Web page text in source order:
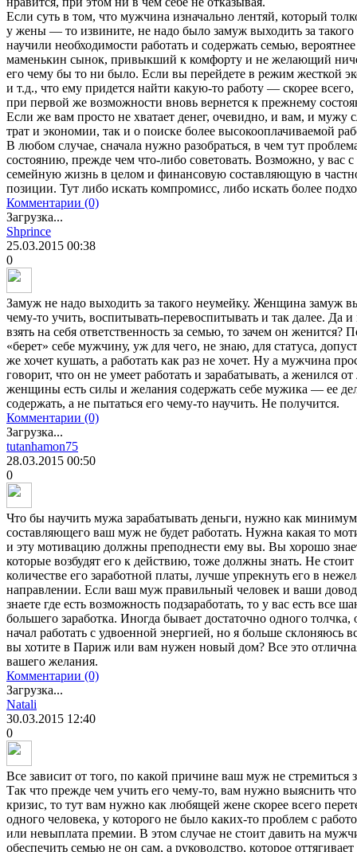
Если суть в том, что мужчина изначально лентяй, который
у жены — то извините, не надо было замуж выходить за такого
научили необходимости работать и содержать семью,
маменькин сынок, привыкший к комфорту и не желающий
его чему бы то ни было. Если вы перейдете в режим жесткой
и т.д., что ему придется найти какую-то работу — скорее
при первой же возможности вновь вернется к прежнему
Если же вам просто не хватает денег, очевидно, и вам, и мужу
трат и экономии, так и о поиске более высокооплачиваемой
В любом случае, сначала нужно разобраться, в чем тут
состоянию, прежде чем что-либо советовать. Возможно, у вас
семейную жизнь в целом и финансовую составляющую в
позиции. Тут либо искать компромисс, либо искать более
Комментарии (0)
Загрузка...
Shprince
25.03.2015 00:38
0
Замуж не надо выходить за такого неумейку. Женщина замуж
чему-то учить, воспитывать-перевоспитывать и так далее. Да
взять на себя ответственность за семью, то зачем он
«берет» себе мужчину, уж для чего, не знаю, для статуса,
же хочет кушать, а работать как раз не хочет. Ну а мужчина
говорит, что он не умеет работать и зарабатывать, а женился
женщины есть силы и желания содержать себе мужика — ее
содержать, а не пытаться его чему-то научить. Не получится.
Комментарии (0)
Загрузка...
tutanhamon75
28.03.2015 00:50
0
Что бы научить мужа зарабатывать деньги, нужно как минимум
составляющего ваш муж не будет работать. Нужна какая то
и эту мотивацию должны преподнести ему вы. Вы хорошо
которые возбудят его к действию, тоже должны знать. Не стоит
количестве его заработной платы, лучше упрекнуть его в
направлении. Если ваш муж правильный человек и ваши
знаете где есть возможность подзаработать, то у вас есть все
большего заработка. Иногда бывает достаточно одного
начал работать с удвоенной энергией, но я больше склоняюсь
вы хотите в Париж или вам нужен новый дом? Все это
вашего желания.
Комментарии (0)
Загрузка...
Natali
30.03.2015 12:40
0
Все зависит от того, по какой причине ваш муж не стремиться
Так что прежде чем учить его чему-то, вам нужно выяснить
кризис, то тут вам нужно как любящей жене скорее всего
одного человека, у которого не было каких-то проблем с
или невыплата премии. В этом случае не стоит давить на
обеспечить семью не он сам, а руководство, которое